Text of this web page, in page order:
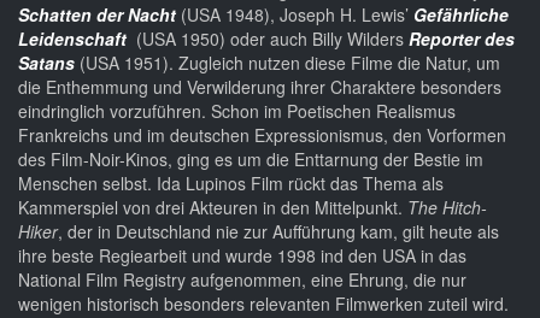
Schatten der Nacht (USA 1948), Joseph H. Lewis’ Gefährliche
Leidenschaft (USA 1950) oder auch Billy Wilders Reporter des
Satans (USA 1951). Zugleich nutzen diese Filme die Natur, um
die Enthemmung und Verwilderung ihrer Charaktere besonders
eindringlich vorzuführen. Schon im Poetischen Realismus
Frankreichs und im deutschen Expressionismus, den Vorformen
des Film-Noir-Kinos, ging es um die Enttarnung der Bestie im
Menschen selbst. Ida Lupinos Film rückt das Thema als
Kammerspiel von drei Akteuren in den Mittelpunkt. The Hitch-
Hiker, der in Deutschland nie zur Aufführung kam, gilt heute als
ihre beste Regiearbeit und wurde 1998 ind den USA in das
National Film Registry aufgenommen, eine Ehrung, die nur
wenigen historisch besonders relevanten Filmwerken zuteil wird.